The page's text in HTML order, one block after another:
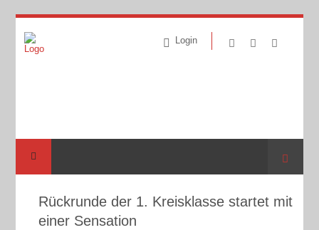
Login
Suche
Rückrunde der 1. Kreisklasse startet mit
einer Sensation